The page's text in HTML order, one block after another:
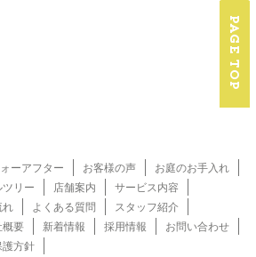
ーアフター お客様の声
お庭のお手入れ
ツリー 店舗案内
サービス内容
れ よくある質問
スタッフ紹介
概要 新着情報 採用情報
お問い合わせ
護方針